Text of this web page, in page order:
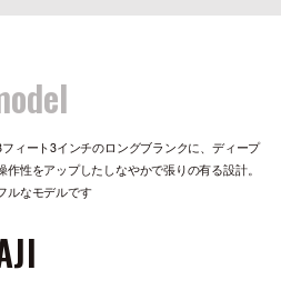
ィート3インチのロングブランクに、ディープ
性をアップしたしなやかで張りの有る設計。
ルなモデルです